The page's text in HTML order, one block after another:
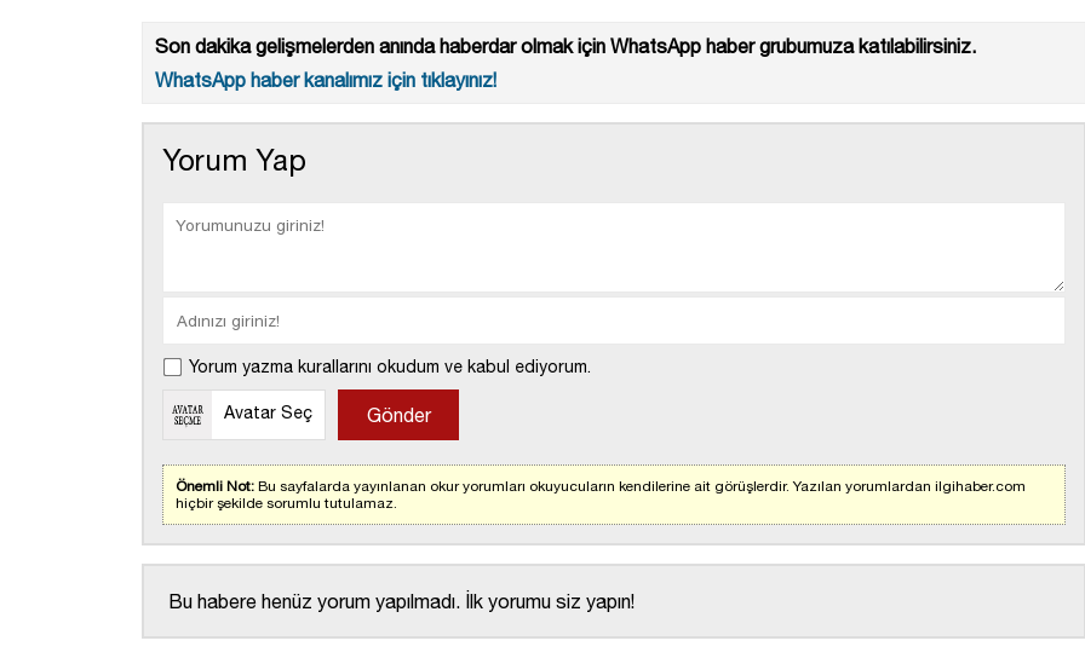
Son dakika gelişmelerden anında haberdar olmak için WhatsApp haber grubumuza katılabilirsiniz.
WhatsApp haber kanalımız için tıklayınız!
Yorum Yap
Yorum yazma kurallarını okudum ve kabul ediyorum.
Avatar Seç
Önemli Not: Bu sayfalarda yayınlanan okur yorumları okuyucuların kendilerine ait görüşlerdir. Yazılan yorumlardan ilgihaber.com
hiçbir şekilde sorumlu tutulamaz.
Bu habere henüz yorum yapılmadı. İlk yorumu siz yapın!